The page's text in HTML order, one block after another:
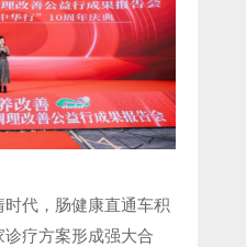
代，肠健康直通车积
疗方案形成强大合